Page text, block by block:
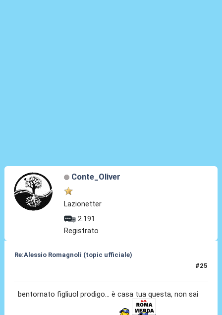
Conte_Oliver
Lazionetter
2.191
Registrato
Re:Alessio Romagnoli (topic ufficiale)
#25
bentornato figliuol prodigo... è casa tua questa, non sai